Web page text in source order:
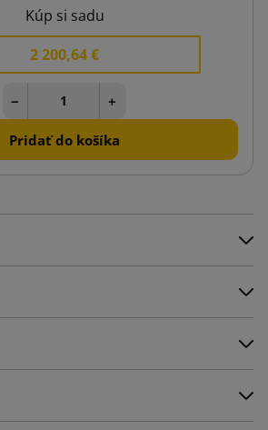
Kúp si sadu
2 200,64 €
− +
Pridať do košíka